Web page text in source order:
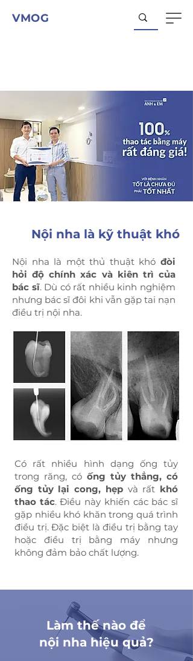
VMOG
Nội nha là kỹ thuật khó
Nội nha là một thủ thuật khó đòi
hỏi độ chính xác và kiên trì của
bác sĩ. Dù có rất nhiều kinh nghiệm
nhưng bác sĩ đôi khi vẫn gặp tai nạn
điều trị nội nha.
Có rất nhiều hình dạng ống tủy
trong răng, có ống tủy thẳng, có
ống tủy lại cong, hẹpvà rất khó
thao tác. Điều này khiến các bác sĩ
gặp nhiều khó khăn trong quá trình
điều trị. Đặc biệt là điều trị bằng tay
hoặc điều trị bằng máy nhưng
không đảm bảo chất lượng.
Làm thế nào để
nội nha hiệu quả?